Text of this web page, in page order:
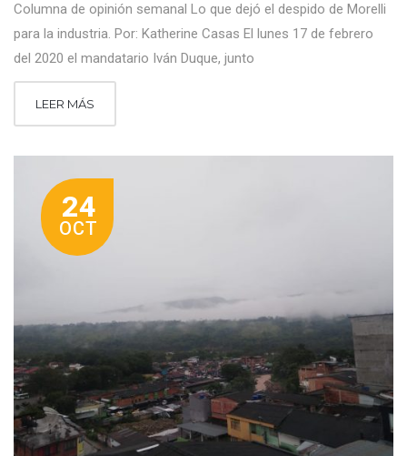
Columna de opinión semanal Lo que dejó el despido de Morelli
para la industria. Por: Katherine Casas El lunes 17 de febrero
del 2020 el mandatario Iván Duque, junto
LEER MÁS
24
OCT